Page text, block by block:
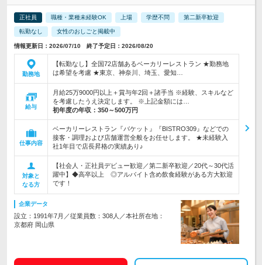
正社員 職種・業種未経験OK 上場 学歴不問 第二新卒歓迎
転勤なし 女性のおしごと掲載中
情報更新日：2026/07/10 終了予定日：2026/08/20
勤務地
【転勤なし】全国72店舗あるベーカリーレストラン ★勤務地
は希望を考慮 ★東京、神奈川、埼玉、愛知…
給与
月給25万9000円以上＋賞与年2回＋諸手当 ※経験、スキルなど
を考慮したうえ決定します。 ※上記金額には…
初年度の年収： 350～500万円
仕事内容
ベーカリーレストラン『バケット』『BISTRO309』などでの
接客・調理および店舗運営全般をお任せします。 ★未経験入
社1年目で店長昇格の実績あり♪
対象と
なる方
【社会人・正社員デビュー歓迎／第二新卒歓迎／20代～30代活
躍中】◆高卒以上 ◎アルバイト含め飲食経験がある方大歓迎
です！
企業データ
設立：1991年7月／従業員数：308人／本社所在地：
京都府 岡山県